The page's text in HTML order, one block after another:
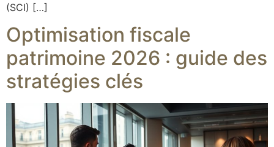
(SCI) […]
Optimisation fiscale
patrimoine 2026 : guide des
stratégies clés